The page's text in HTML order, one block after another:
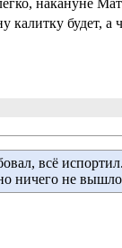
накануне
калитку будет, а
всё испортил.
ничего не